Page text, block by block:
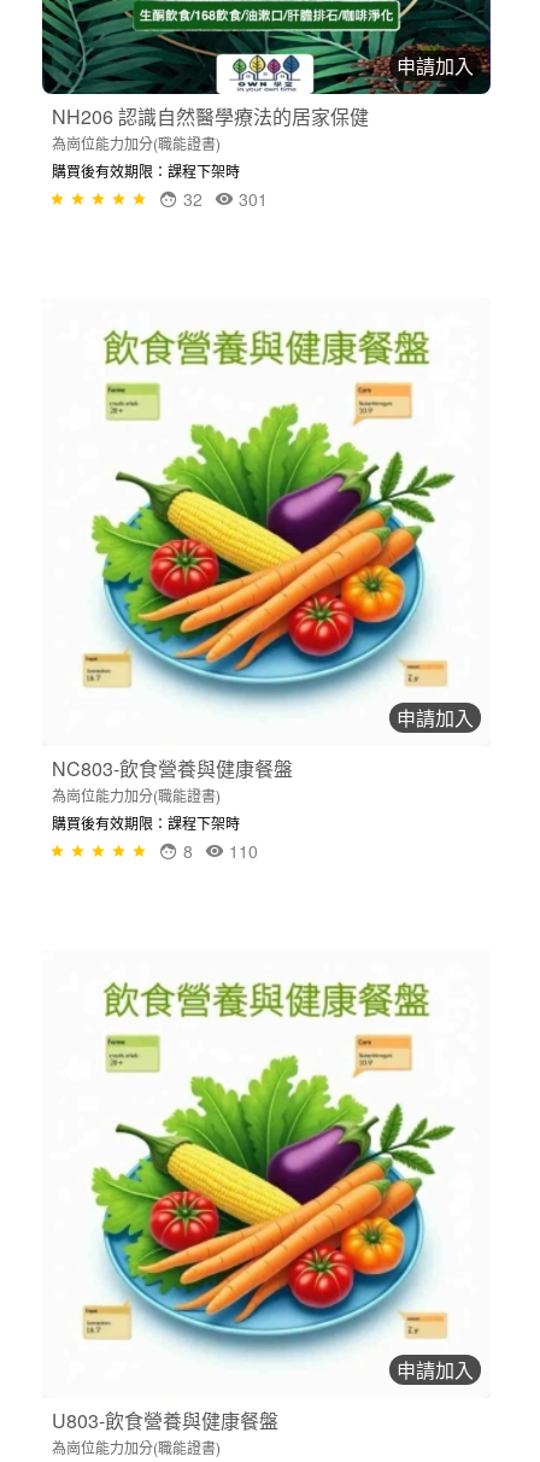
申請加入
NH206 認識自然醫學療法的居家保健
為崗位能力加分(職能證書)
購買後有效期限：課程下架時
301
32
申請加入
NC803-飲食營養與健康餐盤
為崗位能力加分(職能證書)
購買後有效期限：課程下架時
110
8
申請加入
U803-飲食營養與健康餐盤
為崗位能力加分(職能證書)